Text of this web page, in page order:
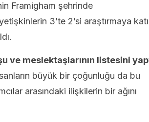
Framigham şehrinde
3’te 2’si araştırmaya
ve meslektaşlarının listesini
büyük bir çoğunluğu da bu
arasındaki ilişkilerin bir ağını